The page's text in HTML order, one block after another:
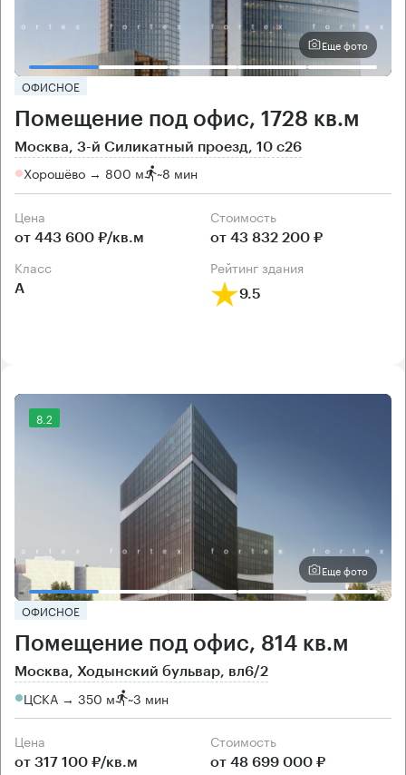
Еще фото
ОФИСНОЕ
Помещение под офис, 1728 кв.м
Москва, 3-й Силикатный проезд, 10 с26
Хорошёво → 800 м ~8 мин
Цена
от 443 600 ₽/кв.м
Cтоимость
от 43 832 200 ₽
класс
А
рейтинг здания
9.5
8.2
Еще фото
ОФИСНОЕ
Помещение под офис, 814 кв.м
Москва, Ходынский бульвар, вл6/2
ЦСКА → 350 м ~3 мин
Цена
от 317 100 ₽/кв.м
Cтоимость
от 48 699 000 ₽